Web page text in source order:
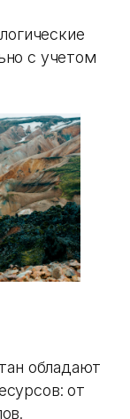
с учетом
обладают
от